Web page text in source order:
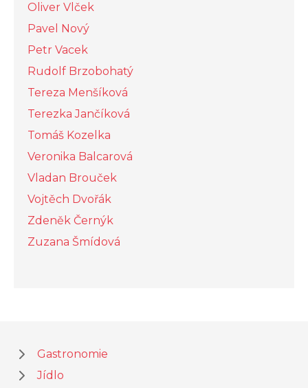
Oliver Vlček
Pavel Nový
Petr Vacek
Rudolf Brzobohatý
Tereza Menšíková
Terezka Jančíková
Tomáš Kozelka
Veronika Balcarová
Vladan Brouček
Vojtěch Dvořák
Zdeněk Černýk
Zuzana Šmídová
Gastronomie
Jídlo